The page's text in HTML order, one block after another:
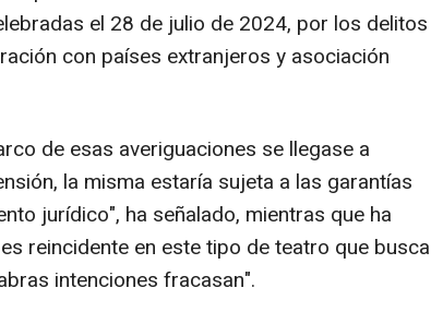
el 28 de julio de 2024, por los delitos
con países extranjeros y asociación
de esas averiguaciones se llegase a
la misma estaría sujeta a las garantías
jurídico", ha señalado, mientras que ha
reincidente en este tipo de teatro que busca
intenciones fracasan".